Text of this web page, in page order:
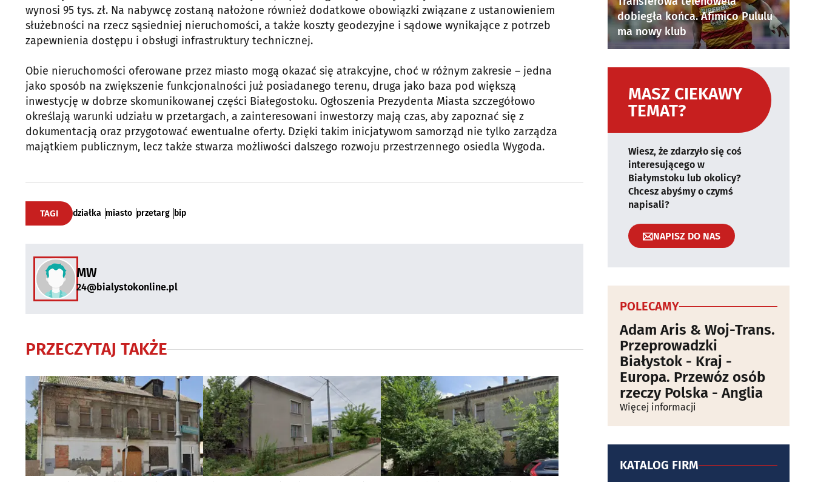
wynosi 95 tys. zł. Na nabywcę zostaną nałożone również dodatkowe obowiązki związane z ustanowieniem
służebności na rzecz sąsiedniej nieruchomości, a także koszty geodezyjne i sądowe wynikające z potrzeb
zapewnienia dostępu i obsługi infrastruktury technicznej.
Obie nieruchomości oferowane przez miasto mogą okazać się atrakcyjne, choć w różnym zakresie – jedna
jako sposób na zwiększenie funkcjonalności już posiadanego terenu, druga jako baza pod większą
inwestycję w dobrze skomunikowanej części Białegostoku. Ogłoszenia Prezydenta Miasta szczegółowo
określają warunki udziału w przetargach, a zainteresowani inwestorzy mają czas, aby zapoznać się z
dokumentacją oraz przygotować ewentualne oferty. Dzięki takim inicjatywom samorząd nie tylko zarządza
majątkiem publicznym, lecz także stwarza możliwości dalszego rozwoju przestrzennego osiedla Wygoda.
TAGI działka miasto przetarg bip
MW
24@bialystokonline.pl
PRZECZYTAJ TAKŻE
dobiegła końca. Afimico Pululu
ma nowy klub
MASZ CIEKAWY
TEMAT?
Wiesz, że zdarzyło się coś
interesującego w
Białymstoku lub okolicy?
Chcesz abyśmy o czymś
napisali?
NAPISZ DO NAS
POLECAMY
Adam Aris & Woj-Trans.
Przeprowadzki
Białystok - Kraj -
Europa. Przewóz osób
rzeczy Polska - Anglia
Więcej informacji
KATALOG FIRM